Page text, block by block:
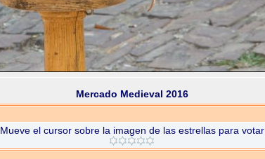
Mercado Medieval 2016
Mueve el cursor sobre la imagen de las estrellas para votar